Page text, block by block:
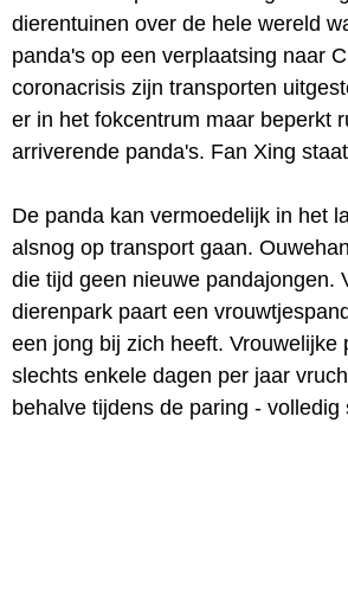
dierentuinen over de hele wereld
panda's op een verplaatsing naar
coronacrisis zijn transporten
er in het fokcentrum maar beperkt
arriverende panda's. Fan Xing
De panda kan vermoedelijk in het
alsnog op transport gaan.
die tijd geen nieuwe pandajongen.
dierenpark paart een
een jong bij zich heeft. Vrouwelijke
slechts enkele dagen per jaar
behalve tijdens de paring - volledig